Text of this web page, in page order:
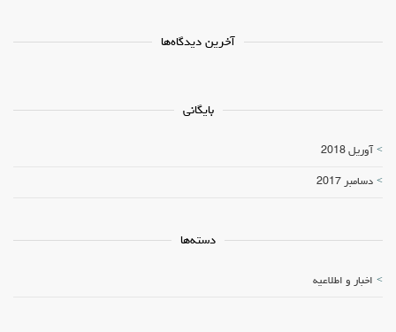
آخرین دیدگاه‌ها
بایگانی
آوریل 2018
دسامبر 2017
دسته‌ها
اخبار و اطلاعیه